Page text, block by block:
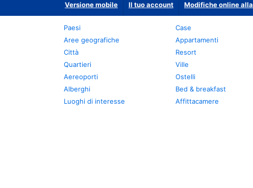
Versione mobile Il tuo account Modifiche online
Paesi
Aree geografiche
Città
Quartieri
Aereoporti
Alberghi
Luoghi di interesse
Case
Appartamenti
Resort
Ville
Ostelli
Bed & breakfast
Affittacamere